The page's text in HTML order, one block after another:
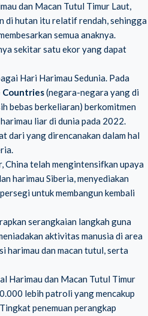
dan Macan Tutul Timur Laut,
di hutan itu relatif rendah, sehingga
semua anaknya.
sekitar satu ekor yang dapat
Hari Harimau Sedunia. Pada
Countries(negara-negara yang di
bebas berkeliaran) berkomitmen
liar di dunia pada 2022.
dari yang direncanakan dalam hal
China telah mengintensifkan upaya
harimau Siberia, menyediakan
untuk membangun kembali
serangkaian langkah guna
aktivitas manusia di area
harimau dan macan tutul, serta
Harimau dan Macan Tutul Timur
lebih patroli yang mencakup
penemuan perangkap